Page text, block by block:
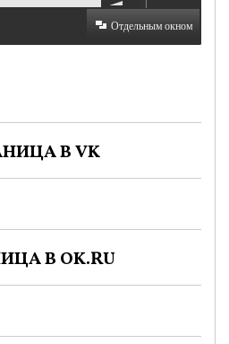
Отдельным окном
В VK
В OK.RU